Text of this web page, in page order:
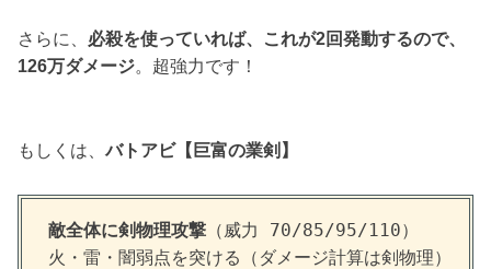
さらに、 必殺を使っていれば、これが2回発動するので、
126万ダメージ。超強力です！
もしくは、バトアビ【巨富の業剣】
敵全体に剣物理攻撃 （威力 70/85/95/110）
火・雷・闇弱点を突ける（ダメージ計算は剣物理）